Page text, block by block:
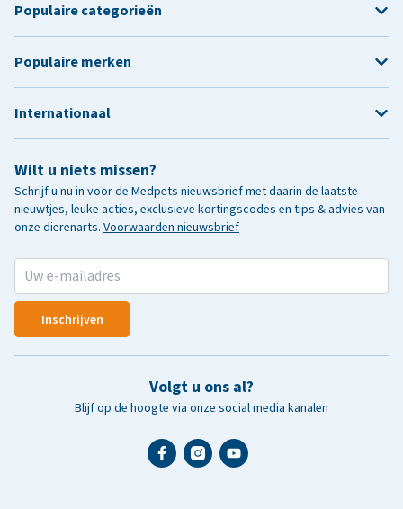
Wilt u niets missen?
Schrijf u nu in voor de Medpets nieuwsbrief met daarin de laatste
nieuwtjes, leuke acties, exclusieve kortingscodes en tips & advies van
onze dierenarts. Voorwaarden nieuwsbrief
Inschrijven
Volgt u ons al?
Blijf op de hoogte via onze social media kanalen
Populaire categorieën
Populaire merken
Internationaal